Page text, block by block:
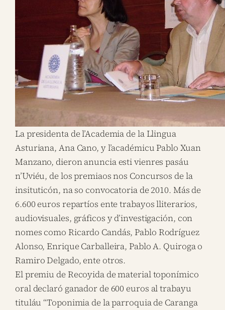
La presidenta de l’Academia de la Llingua
Asturiana, Ana Cano, y l’académicu Pablo Xuan
Manzano, dieron anuncia esti vienres pasáu
n’Uviéu, de los premiaos nos Concursos de la
insituticón, na so convocatoria de 2010. Más de
6.600 euros repartíos ente trabayos lliterarios,
audiovisuales, gráficos y d’investigación, con
nomes como Ricardo Candás, Pablo Rodríguez
Alonso, Enrique Carballeira, Pablo A. Quiroga o
Ramiro Delgado, ente otros.
El premiu de Recoyida de material toponímico
oral declaró ganador de 600 euros al trabayu
tituláu “Toponimia de la parroquia de Caranga